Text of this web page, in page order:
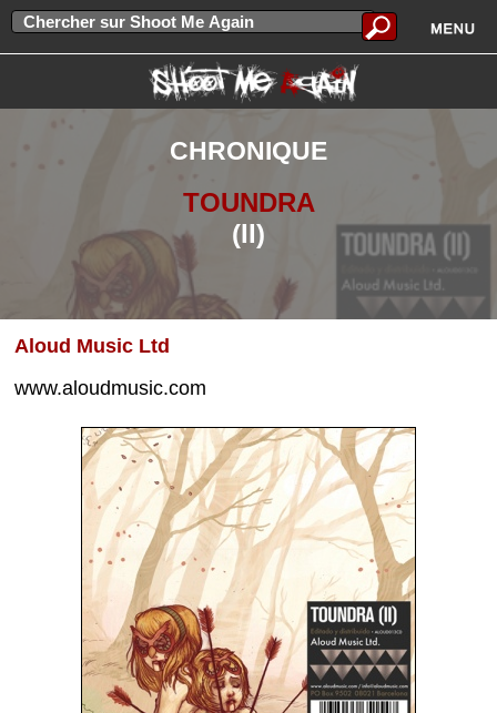
CHRONIQUE
TOUNDRA
(II)
Aloud Music Ltd
www.aloudmusic.com